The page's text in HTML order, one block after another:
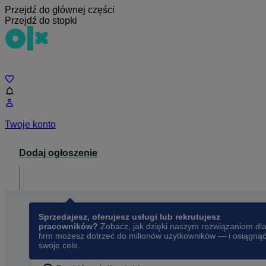
Przejdź do głównej części
Przejdź do stopki
Twoje konto
Dodaj ogłoszenie
Sprzedajesz, oferujesz usługi lub rekrutujesz
pracowników? Zobacz, jak dzięki naszym rozwiązaniom dla
firm możesz dotrzeć do milionów użytkowników — i osiągnąć
swoje cele.